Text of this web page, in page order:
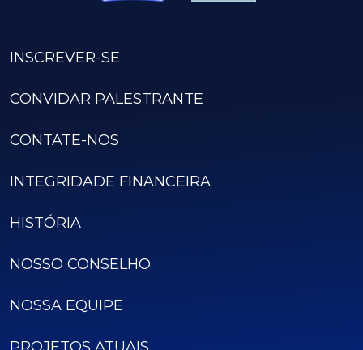
INSCREVER-SE
CONVIDAR PALESTRANTE
CONTATE-NOS
INTEGRIDADE FINANCEIRA
HISTÓRIA
NOSSO CONSELHO
NOSSA EQUIPE